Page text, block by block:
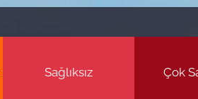
Sağlıksız Çok